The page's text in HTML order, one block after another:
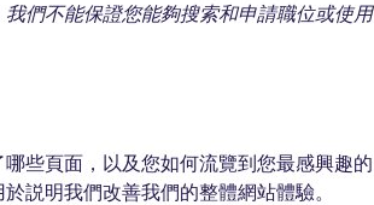
們不能保證您能夠搜索和申請職位或使用
些頁面，以及您如何流覽到您最感興趣的
説明我們改善我們的整體網站體驗。